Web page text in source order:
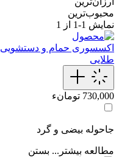
محبوب‌ترین
نمایش 1-1 از 1
اکسسوری حمام و دستشویی
طلایی
730,000 تومانء
جاحوله بیضی و گرد
مطالعه بیشتر... بستن